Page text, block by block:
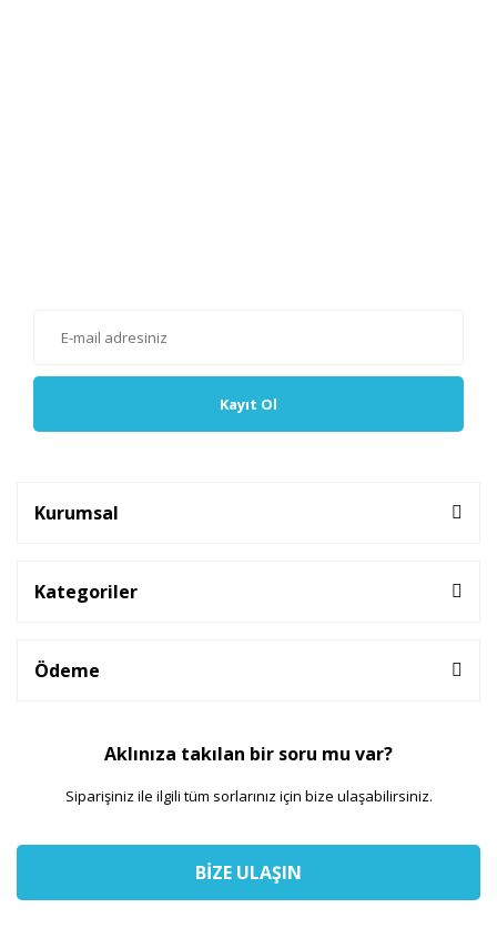
Kayıt Ol
Kurumsal
Kategoriler
Ödeme
Aklınıza takılan bir soru mu var?
Siparişiniz ile ilgili tüm sorlarınız için bize ulaşabilirsiniz.
BİZE ULAŞIN